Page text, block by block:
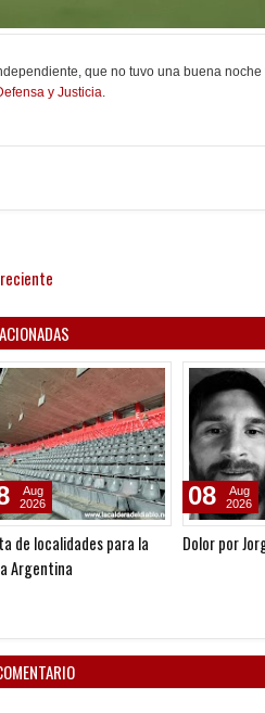
que no tuvo una buena noche
y Justicia.
para la
Dolor por Jorge Messi
08
2026